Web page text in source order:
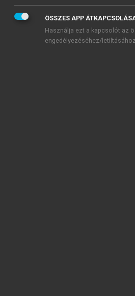
ÖSSZES APP
Használja ezt a kapcsolót az
engedélyezéséhez/